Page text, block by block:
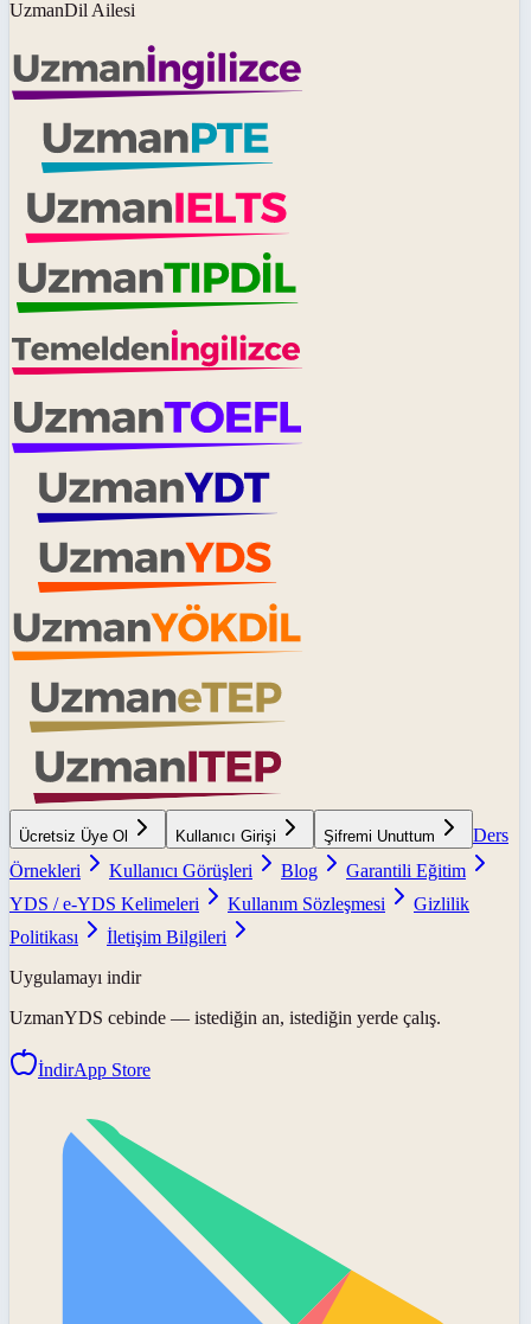
UzmanDil Ailesi
Ücretsiz Üye Ol Kullanıcı Girişi Şifremi Unuttum
Ders
Örnekleri
Kullanıcı Görüşleri Blog
Garantili Eğitim
YDS / e-YDS Kelimeleri
Kullanım Sözleşmesi
Gizlilik
Politikası
İletişim Bilgileri
Uygulamayı indir
UzmanYDS cebinde — istediğin an, istediğin yerde çalış.
İndirApp Store